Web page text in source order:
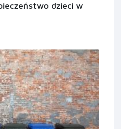
dzieci w